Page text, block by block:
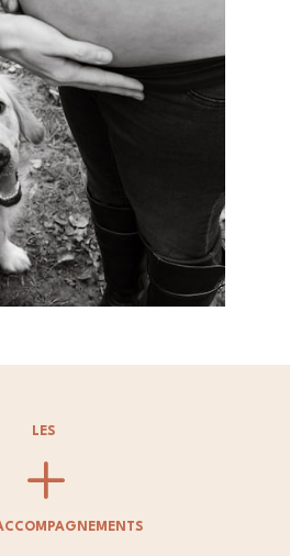
LES
L